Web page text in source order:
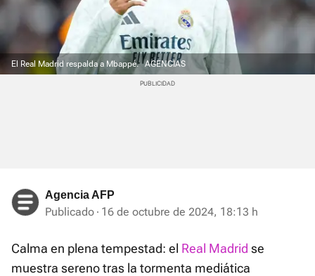
El Real Madrid respalda a Mbappé. AGENCIAS
Agencia AFP
Publicado 16 de octubre de 2024, 18:13 h
Calma en plena tempestad: el Real Madrid se
muestra sereno tras la tormenta mediática